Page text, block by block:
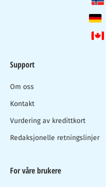
Support
Om oss
Kontakt
Vurdering av kredittkort
Redaksjonelle retningslinjer
For våre brukere